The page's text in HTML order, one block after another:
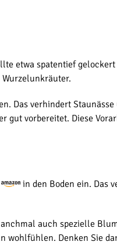
etwa spatentief
Das verhindert
vorbereitet. Diese
in den Boden ein. Das
auch spezielle
Denken Sie